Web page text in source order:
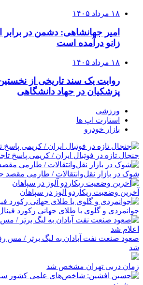
۱۸ مرداد ۱۴۰۵
امیر جهانشاهی: دشمن در برابر
زانو درآمده است
۱۸ مرداد ۱۴۰۵
روایت یک سند تاریخی از
پزشکیان در جهاد دانشگاهی
ورزشی
استارت اپ ها
بازار خودرو
جنجال تازه در فوتبال ایران / کریمی پاسخ
شوک در بازار نقل‌وانتقالات / طارمی مقصد
آخرین وضعیت ریکاردو آلوز در سپاهان
جوانمردی و گلوی با طلای جهانی رکورد
صعود صنعت نفت آبادان به لیگ برتر / مس
شد
زمان دربی تهران مشخص شد